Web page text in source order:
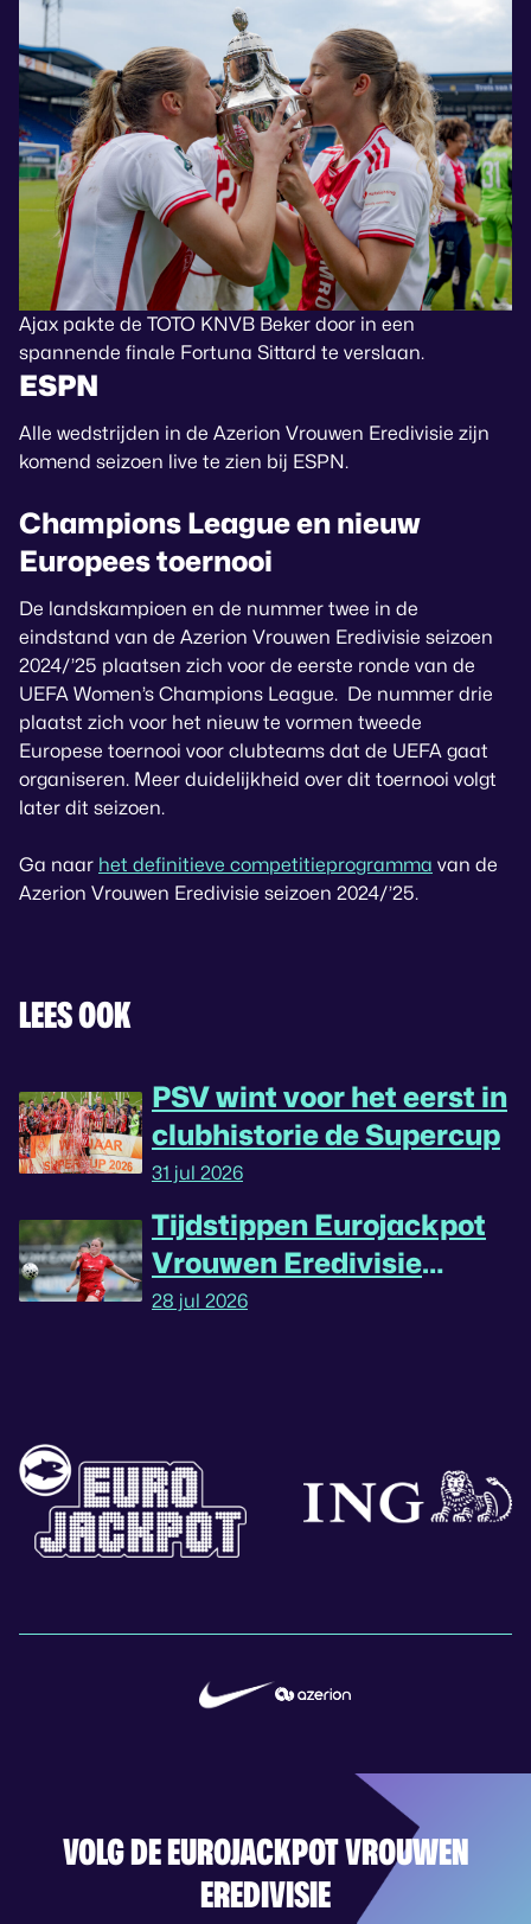
Ajax pakte de TOTO KNVB Beker door in een
spannende finale Fortuna Sittard te verslaan.
ESPN
Alle wedstrijden in de Azerion Vrouwen Eredivisie zijn
komend seizoen live te zien bij ESPN.
Champions League en nieuw
Europees toernooi
De landskampioen en de nummer twee in de
eindstand van de Azerion Vrouwen Eredivisie seizoen
2024/’25 plaatsen zich voor de eerste ronde van de
UEFA Women’s Champions League. De nummer drie
plaatst zich voor het nieuw te vormen tweede
Europese toernooi voor clubteams dat de UEFA gaat
organiseren. Meer duidelijkheid over dit toernooi volgt
later dit seizoen.
Ga naar het definitieve competitieprogramma van de
Azerion Vrouwen Eredivisie seizoen 2024/’25.
LEES OOK
PSV wint voor het eerst in
clubhistorie de Supercup
31 jul 2026
Tijdstippen Eurojackpot
Vrouwen Eredivisie
omgedraaid
28 jul 2026
VOLG DE EUROJACKPOT VROUWEN
EREDIVISIE